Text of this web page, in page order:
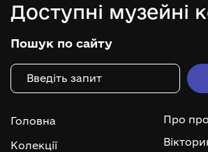
Доступні музейні
Пошук по сайту
Головна
Колекції
Про